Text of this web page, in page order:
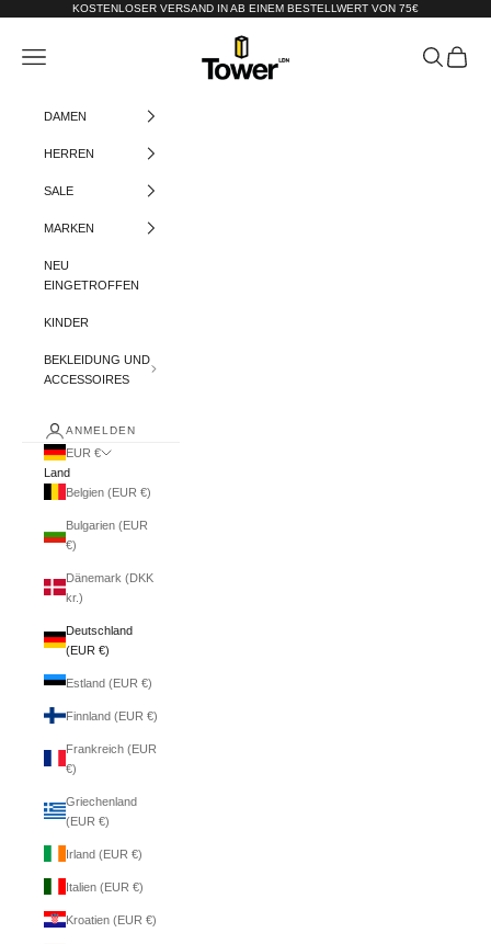
Zum Inhalt springenKOSTENLOSER VERSAND IN AB EINEM BESTELLWERT VON 75€
Tower-London.De
Menü Suchen
DAMEN
HERREN
SALE
MARKEN
NEU
EINGETROFFEN
KINDER
BEKLEIDUNG UND
ACCESSOIRES
ANMELDEN
EUR €
Land
Belgien (EUR €)
Bulgarien (EUR
€)
Dänemark (DKK
kr.)
Deutschland
(EUR €)
Estland (EUR €)
Finnland (EUR €)
Frankreich (EUR
€)
Griechenland
(EUR €)
Irland (EUR €)
Italien (EUR €)
Kroatien (EUR €)